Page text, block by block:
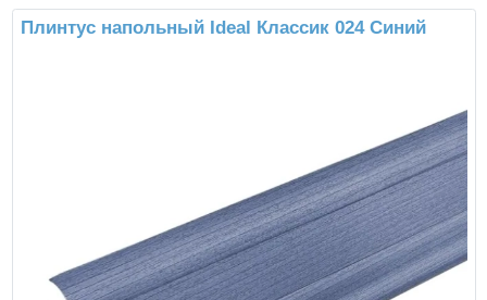
Плинтус напольный Ideal Классик 024 Синий